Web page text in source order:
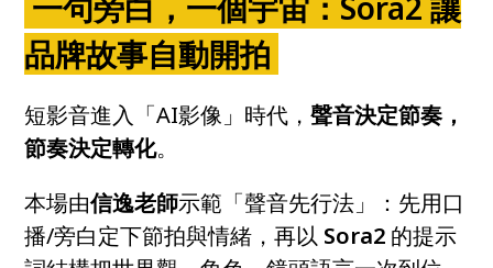
品牌故事自動開拍
短影音進入「AI影像」時代，聲音決定節奏，
節奏決定轉化。
本場由信逸老師示範「聲音先行法」：先用口
播/旁白定下節拍與情緒，再以 Sora2 的提示